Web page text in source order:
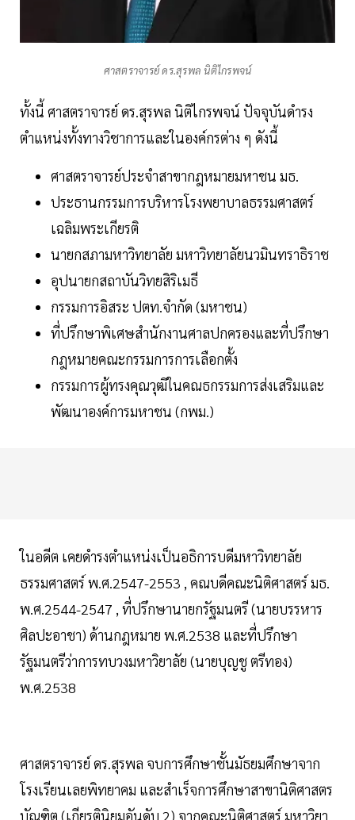
ศาสตราจารย์ ดร.สุรพล นิติไกรพจน์
ทั้งนี้ ศาสตราจารย์ ดร.สุรพล นิติไกรพจน์ ปัจจุบันดำรง
ตำแหน่งทั้งทางวิชาการและในองค์กรต่าง ๆ ดังนี้
ศาสตราจารย์ประจำสาขากฎหมายมหาชน มธ.
ประธานกรรมการบริหารโรงพยาบาลธรรมศาสตร์
เฉลิมพระเกียรติ
นายกสภามหาวิทยาลัย มหาวิทยาลัยนวมินทราธิราช
อุปนายกสถาบันวิทยสิริเมธี
กรรมการอิสระ ปตท.จำกัด (มหาชน)
ที่ปรึกษาพิเศษสำนักงานศาลปกครองและที่ปรึกษา
กฎหมายคณะกรรมการการเลือกตั้ง
กรรมการผู้ทรงคุณวุฒิในคณธกรรมการส่งเสริมและ
พัฒนาองค์การมหาชน (กพม.)
ในอดีต เคยดำรงตำแหน่งเป็นอธิการบดีมหาวิทยาลัย
ธรรมศาสตร์ พ.ศ.2547-2553 , คณบดีคณะนิติศาสตร์ มธ.
พ.ศ.2544-2547 , ที่ปรึกษานายกรัฐมนตรี (นายบรรหาร
ศิลปะอาชา) ด้านกฎหมาย พ.ศ.2538 และที่ปรึกษา
รัฐมนตรีว่าการทบวงมหาวิยาลัย (นายบุญชู ตรีทอง)
พ.ศ.2538
ศาสตราจารย์ ดร.สุรพล จบการศึกษาชั้นมัธยมศึกษาจาก
โรงเรียนเลยพิทยาคม และสำเร็จการศึกษาสาขานิติศาสตร
บัณฑิต (เกียรตินิยมอันดับ 2) จากคณะนิติศาสตร์ มหาวิยา